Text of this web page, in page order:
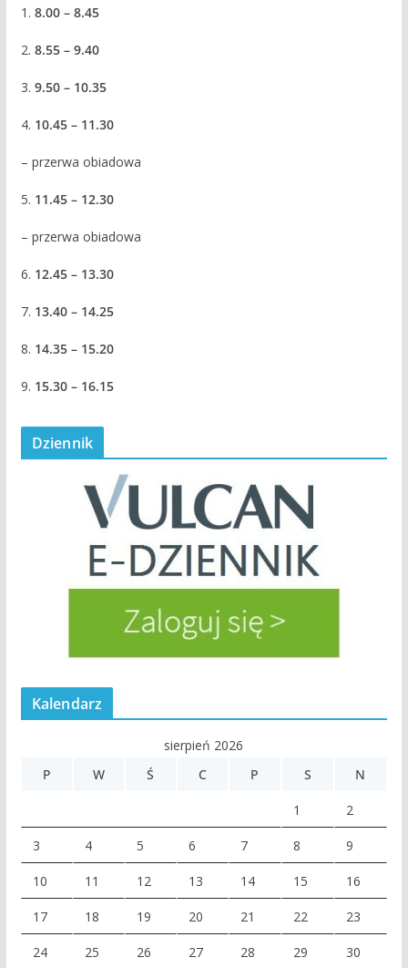
1. 8.00 – 8.45
2. 8.55 – 9.40
3. 9.50 – 10.35
4. 10.45 – 11.30
– przerwa obiadowa
5. 11.45 – 12.30
– przerwa obiadowa
6. 12.45 – 13.30
7. 13.40 – 14.25
8. 14.35 – 15.20
9. 15.30 – 16.15
Dziennik
Kalendarz
sierpień 2026
P
W Ś C P S N
1 2
3 4 5 6 7 8 9
10 11 12 13 14 15 16
17 18 19 20 21 22 23
24 25 26 27 28 29 30